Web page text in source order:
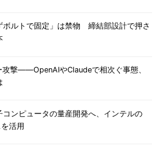
ボルトで固定」は禁物 締結部設計で押さ
攻撃――OpenAIやClaudeで相次ぐ事態、
コンピュータの量産開発へ、インテルの
活用